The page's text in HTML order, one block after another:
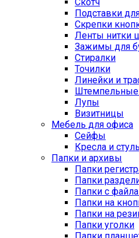
Скотч
Подставки
Скрепки
Ленты нитки
Зажимы для
Стиралки
Точилки
Линейки и
Лупы
Визитницы
Мебель для офиса
Сейфы
Кресла и
Папки и архивы
Папки
Папки
Папки с
Папки на
Папки на
Папки уголки